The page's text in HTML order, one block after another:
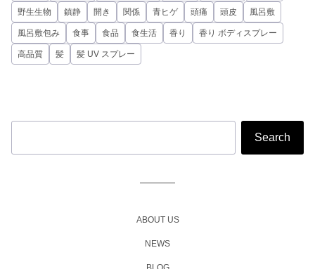
野生生物 鎮静 開き 関係 青ヒゲ 頭痛 頭皮 風呂敷
風呂敷包み 食事 食品 食生活 香り 香り ボディスプレー
高品質 髪 髪 UV スプレー
ABOUT US
NEWS